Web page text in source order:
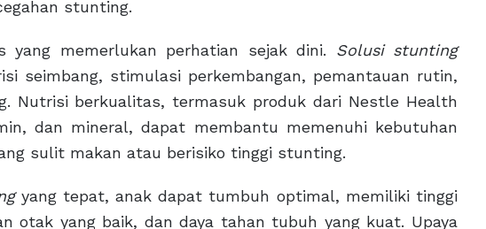
stunting.
yang memerlukan perhatian sejak dini. Solusi stunting
seimbang, stimulasi perkembangan, pemantauan rutin,
Nutrisi berkualitas, termasuk produk dari Nestle Health
dan mineral, dapat membantu memenuhi kebutuhan
sulit makan atau berisiko tinggi stunting.
yang tepat, anak dapat tumbuh optimal, memiliki tinggi
otak yang baik, dan daya tahan tubuh yang kuat. Upaya